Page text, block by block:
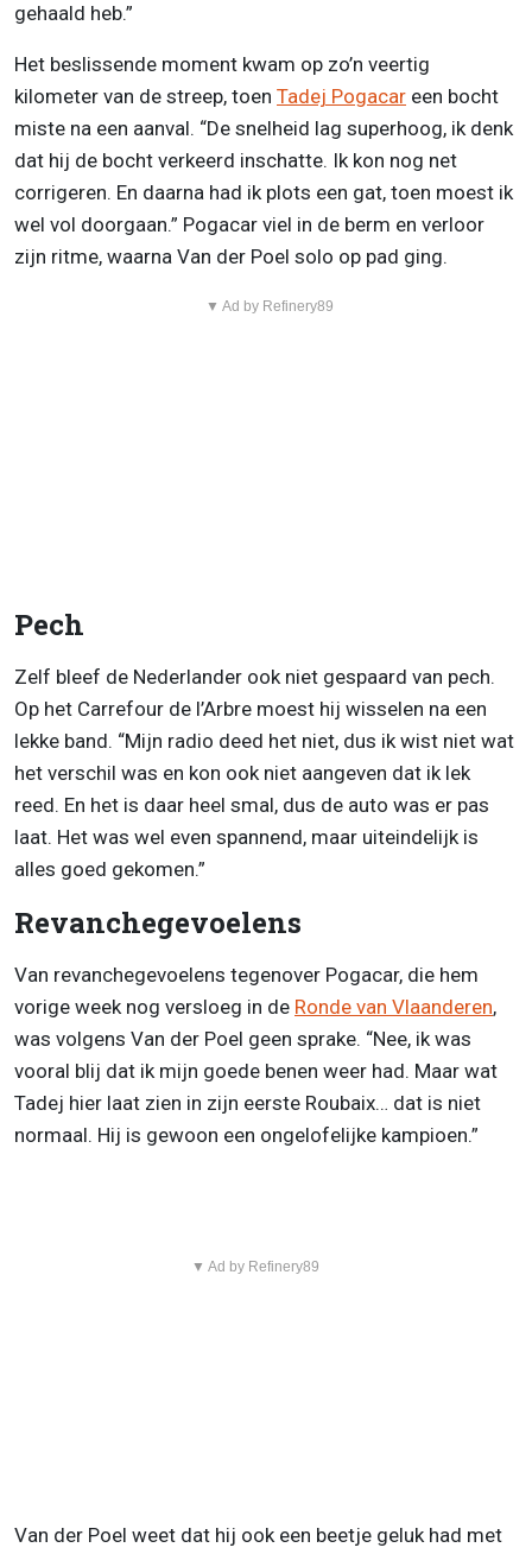
gehaald heb.”
Het beslissende moment kwam op zo’n veertig
kilometer van de streep, toen Tadej Pogacar een bocht
miste na een aanval. “De snelheid lag superhoog, ik denk
dat hij de bocht verkeerd inschatte. Ik kon nog net
corrigeren. En daarna had ik plots een gat, toen moest ik
wel vol doorgaan.” Pogacar viel in de berm en verloor
zijn ritme, waarna Van der Poel solo op pad ging.
▼ Ad by Refinery89
Pech
Zelf bleef de Nederlander ook niet gespaard van pech.
Op het Carrefour de l’Arbre moest hij wisselen na een
lekke band. “Mijn radio deed het niet, dus ik wist niet wat
het verschil was en kon ook niet aangeven dat ik lek
reed. En het is daar heel smal, dus de auto was er pas
laat. Het was wel even spannend, maar uiteindelijk is
alles goed gekomen.”
Revanchegevoelens
Van revanchegevoelens tegenover Pogacar, die hem
vorige week nog versloeg in de Ronde van Vlaanderen,
was volgens Van der Poel geen sprake. “Nee, ik was
vooral blij dat ik mijn goede benen weer had. Maar wat
Tadej hier laat zien in zijn eerste Roubaix… dat is niet
normaal. Hij is gewoon een ongelofelijke kampioen.”
▼ Ad by Refinery89
Van der Poel weet dat hij ook een beetje geluk had met